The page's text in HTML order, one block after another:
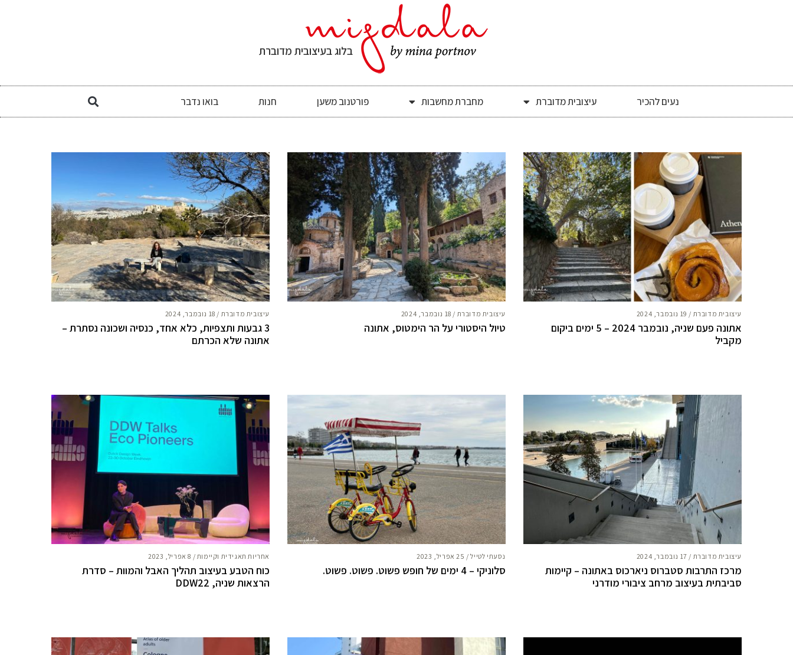
בלוג בעיצובית מדוברת
נעים להכיר עיצובית מדוברת מחברת מחשבות פורטנוב משען חנות בואו נדבר
עיצובית מדוברת / 19 נובמבר, 2024
אתונה פעם שניה, נובמבר 2024 – 5 ימים ביקום
מקביל
עיצובית מדוברת / 18 נובמבר, 2024
טיול היסטורי על הר הימטוס, אתונה
עיצובית מדוברת / 18 נובמבר, 2024
3 גבעות ותצפיות, כלא אחד, כנסיה ושכונה נסתרת –
אתונה שלא הכרתם
עיצובית מדוברת / 17 נובמבר, 2024
מרכז התרבות סטברוס ניארכוס באתונה – קיימות
סביבתית בעיצוב מרחב ציבורי מודרני
נסעתי לטייל/ 25 אפריל, 2023
סלוניקי – 4 ימים של חופש פשוט. פשוט. פשוט.
אחריות תאגידית וקיימות / 8 אפריל, 2023
כוח הטבע בעיצוב תהליך האבל והמוות – סדרת
הרצאות שניה, DDW22